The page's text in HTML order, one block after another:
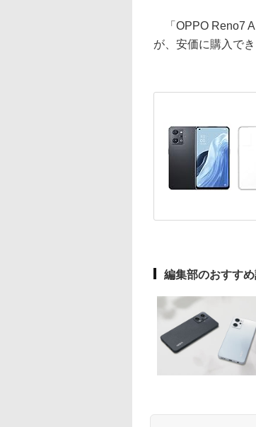
「OPPO Reno7 A
が、安価に購入で
編集部のおすす